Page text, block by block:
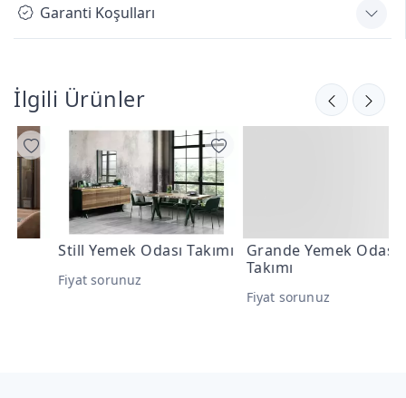
Garanti Koşulları
İlgili Ürünler
Still Yemek Odası Takımı
Fiyat sorunuz
Grande Yemek Odası
Takımı
Fiyat sorunuz